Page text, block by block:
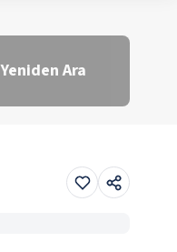
Yeniden Ara